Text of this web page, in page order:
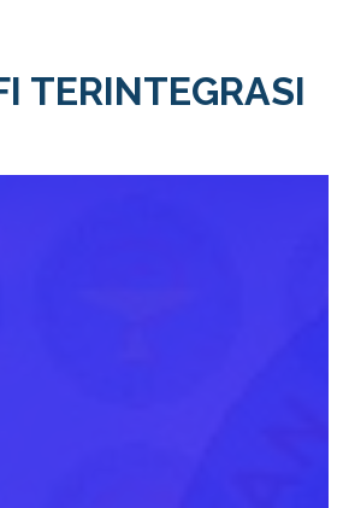
TERINTEGRASI